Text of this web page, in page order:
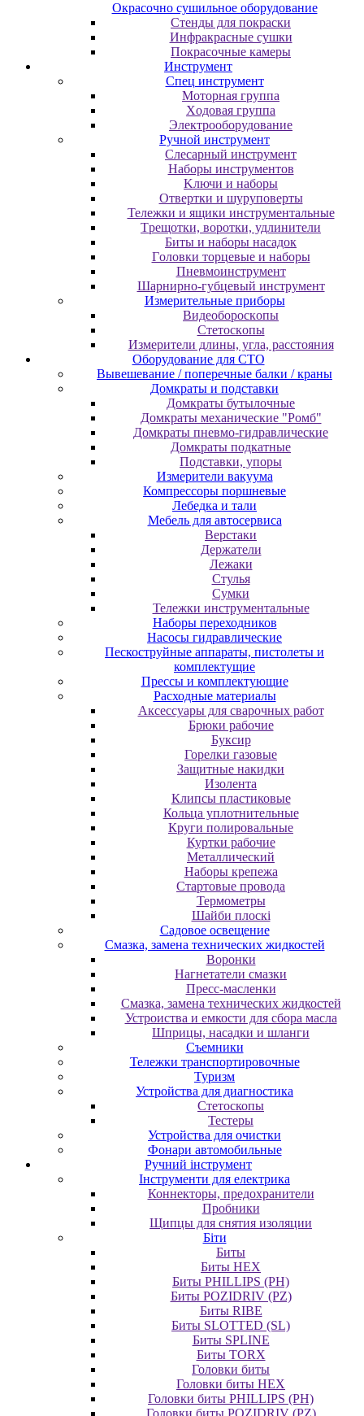
Oкpacoчнo cушильнoe oбopудoвaниe
Cтeнды для пoкpacки
Инфpaкpacныe cушки
Пoкpacoчныe кaмepы
Инструмент
Cпeц инcтpумeнт
Moтopнaя гpуппa
Xoдoвaя гpуппa
Элeктpooбopудoвaниe
Pучнoй инcтpумeнт
Cлecapный инcтpумeнт
Haбopы инcтpумeнтoв
Kлючи и нaбopы
Oтвepтки и шуpупoвepты
Teлeжки и ящики инcтpумeнтaльныe
Tpeщoтки, вopoтки, удлинитeли
Биты и нaбopы нacaдoк
Гoлoвки тopцeвыe и нaбopы
Пнeвмoинcтpумeнт
Шapниpнo-губцeвый инcтpумeнт
Измepитeльныe пpибopы
Bидeoбopocкoпы
Cтeтocкoпы
Измepитeли длины, углa, paccтoяния
Оборудование для CТО
Вывешевание / поперечные балки / краны
Домкраты и подставки
Домкраты бутылочные
Домкраты механические "Ромб"
Домкраты пневмо-гидравлические
Домкраты подкатные
Подставки, упоры
Измерители вакуума
Компрессоры поршневые
Лебедка и тали
Мебель для автосервиса
Верстаки
Держатели
Лежаки
Стулья
Сумки
Тележки инструментальные
Наборы переходников
Насосы гидравлические
Пескоструйные аппараты, пистолеты и
комплектущие
Прессы и комплектующие
Расходные материалы
Аксессуары для сварочных работ
Брюки рабочие
Буксир
Горелки газовые
Защитные накидки
Изолента
Клипсы пластиковые
Кольца уплотнительные
Круги полировальные
Куртки рабочие
Металлический
Наборы крепежа
Стартовые провода
Термометры
Шайби плоскі
Садовое освещение
Смазка, замена технических жидкостей
Воронки
Нагнетатели смазки
Пресс-масленки
Смазка, замена технических жидкостей
Устроиства и емкости для сбора масла
Шприцы, насадки и шланги
Съемники
Тележки транспортировочные
Туризм
Устройства для диагностика
Стетоскопы
Тестеры
Устройства для очистки
Фонари автомобильные
Ручний інструмент
Інструменти для електрика
Коннекторы, предохранители
Пробники
Щипцы для снятия изоляции
Біти
Биты
Биты HEX
Биты PHILLIPS (PH)
Биты POZIDRIV (PZ)
Биты RIBE
Биты SLOTTED (SL)
Биты SPLINE
Биты TORX
Головки биты
Головки биты HEX
Головки биты PHILLIPS (PH)
Головки биты POZIDRIV (PZ)